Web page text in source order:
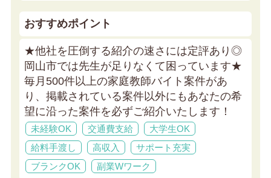
おすすめポイント
★他社を圧倒する紹介の速さには定評あり◎
岡山市では先生が足りなくて困っています★
毎月500件以上の家庭教師バイト案件があ
り、掲載されている案件以外にもあなたの希
望に沿った案件を必ずご紹介いたします！
未経験OK 交通費支給
大学生OK
給料手渡し
高収入
サポート充実
ブランクOK
副業Wワーク